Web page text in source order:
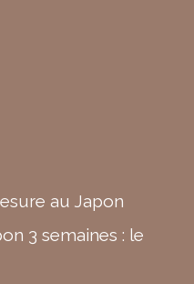
au Japon
3 semaines : le